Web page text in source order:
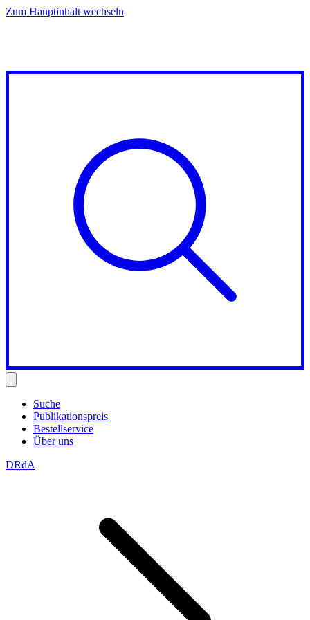
Zum Hauptinhalt wechseln
Suche
Publikationspreis
Bestellservice
Über uns
DRdA